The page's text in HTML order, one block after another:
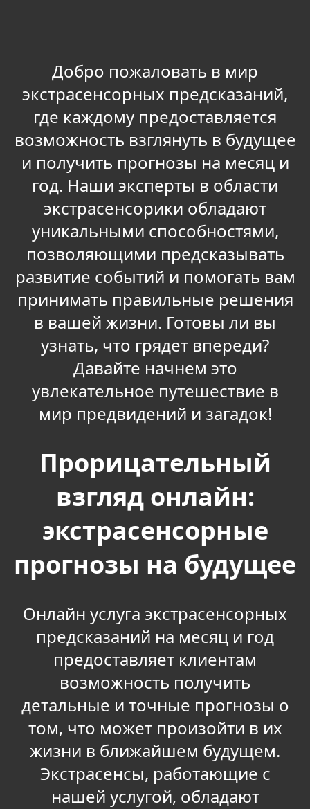
Добро пожаловать в мир
экстрасенсорных предсказаний,
где каждому предоставляется
возможность взглянуть в будущее
и получить прогнозы на месяц и
год. Наши эксперты в области
экстрасенсорики обладают
уникальными способностями,
позволяющими предсказывать
развитие событий и помогать вам
принимать правильные решения
в вашей жизни. Готовы ли вы
узнать, что грядет впереди?
Давайте начнем это
увлекательное путешествие в
мир предвидений и загадок!
Прорицательный
взгляд онлайн:
экстрасенсорные
прогнозы на будущее
Онлайн услуга экстрасенсорных
предсказаний на месяц и год
предоставляет клиентам
возможность получить
детальные и точные прогнозы о
том, что может произойти в их
жизни в ближайшем будущем.
Экстрасенсы, работающие с
нашей услугой, обладают